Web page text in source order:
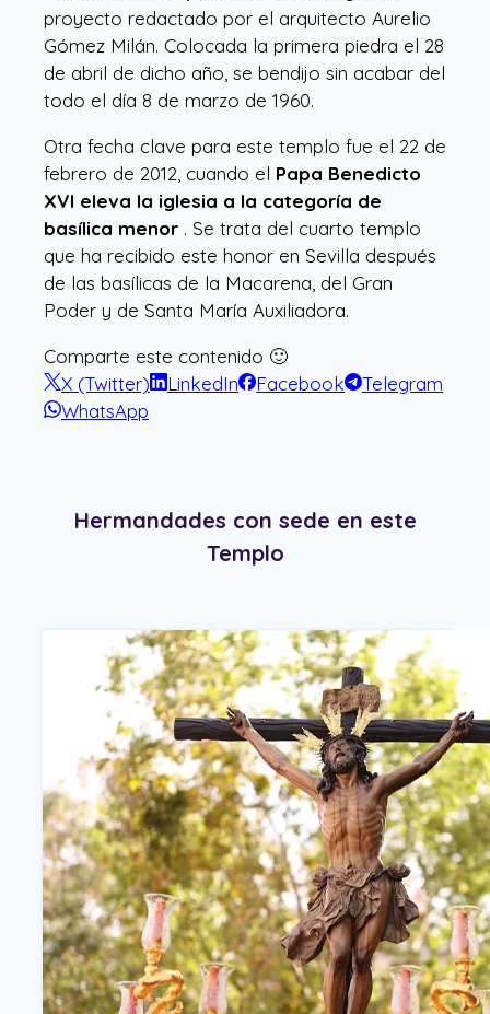
proyecto redactado por el arquitecto Aurelio
Gómez Milán. Colocada la primera piedra el 28
de abril de dicho año, se bendijo sin acabar del
todo el día 8 de marzo de 1960.
Otra fecha clave para este templo fue el 22 de
febrero de 2012, cuando el Papa Benedicto
XVI eleva la iglesia a la categoría de
basílica menor . Se trata del cuarto templo
que ha recibido este honor en Sevilla después
de las basílicas de la Macarena, del Gran
Poder y de Santa María Auxiliadora.
Comparte este contenido 🙂
X (Twitter)
LinkedIn Facebook
Telegram
WhatsApp
Hermandades con sede en este
Templo